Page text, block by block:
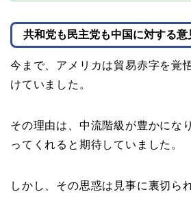
共和党も民主党も中国に対する意
今まで、アメリカは貿易赤字を覚
けていました。
その理由は、中流階級が豊かにな
ってくれると期待していました。
しかし、その思惑は見事に裏切ら